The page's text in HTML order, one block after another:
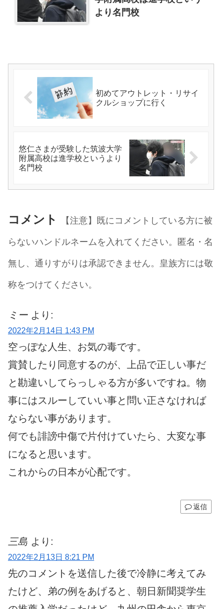
より名門校
初めてアウトレット・リサイ
クルショップに行く
悠仁さまが受験した筑波大学
附属高校は進学校というより
名門校
コメント
【注意】既にコメントしている方に被
らないハンドルネームを入れてください。匿名・名
無し、通りすがりは承認できません。皇族方には敬
称をつけてください。
ミー より:
2022年2月14日 1:43 PM
空っぽな人生、お気の毒です。
賞賛したり同意するのが、上品で正しい事だ
と勘違いしてらっしゃる方が多いですね。物
事にはスルーしていい事と問い正さなければ
ならない事があります。
何でも誹謗中傷で片付けていたら、大変な事
になると思います。
これからの日本が心配です。
返信
三島 より:
2022年2月13日 8:21 PM
先のコメントを送信した後で冷静に考えてみ
たけど、弟の例をあげると、朝日新聞奨学生